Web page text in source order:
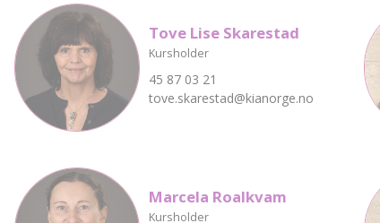
Tove Lise Skarestad
Kursholder
45 87 03 21
tove.skarestad@kianorge.no
Marcela Roalkvam
Kursholder